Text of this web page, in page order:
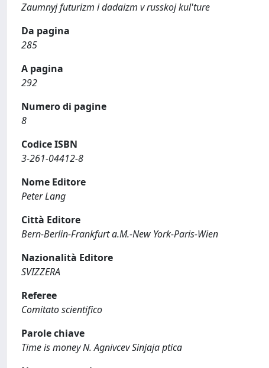
Zaumnyj futurizm i dadaizm v russkoj kul'ture
Da pagina
285
A pagina
292
Numero di pagine
8
Codice ISBN
3-261-04412-8
Nome Editore
Peter Lang
Città Editore
Bern-Berlin-Frankfurt a.M.-New York-Paris-Wien
Nazionalità Editore
SVIZZERA
Referee
Comitato scientifico
Parole chiave
Time is money N. Agnivcev Sinjaja ptica